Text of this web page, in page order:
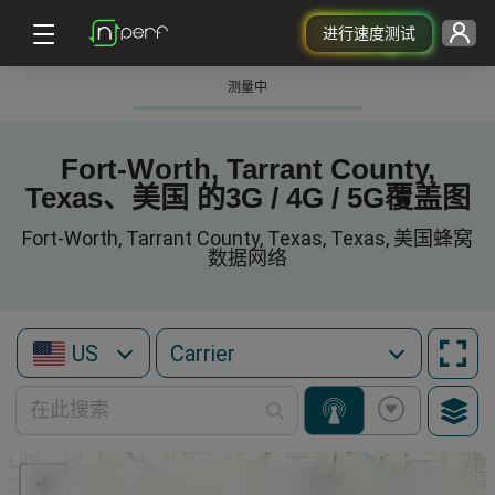
进行速度测试
测量中
Fort-Worth, Tarrant County,
Texas、美国 的3G / 4G / 5G覆盖图
Fort-Worth, Tarrant County, Texas, Texas, 美国蜂窝
数据网络
US